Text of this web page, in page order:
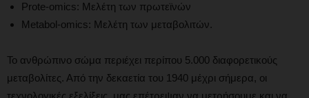
Prote-omics: Μελέτη των πρωτεϊνών
Metabol-omics: Μελέτη των μεταβολιτών.
Το ανθρώπινο σώμα περιέχει περίπου 5.000 διαφορετικούς
μεταβολίτες. Από την δεκαετία του 1940 μέχρι σήμερα, οι
τεχνολογικές εξελίξεις μας επέτρεψαν να μετρήσουμε και να